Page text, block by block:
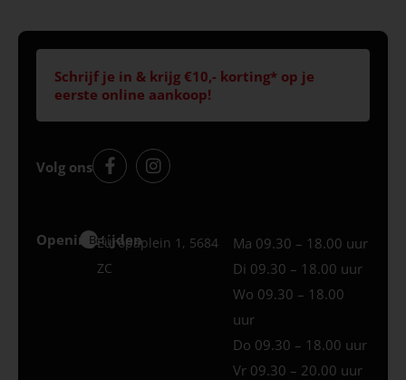
Schrijf je in & krijg €10,- korting* op je
eerste online aankoop!
Volg ons
Openingstijden
Best
Europaplein 1, 5684
ZC
Ma 09.30 – 18.00 uur
Di 09.30 – 18.00 uur
Wo 09.30 – 18.00
uur
Do 09.30 – 18.00 uur
Vr 09.30 – 20.00 uur